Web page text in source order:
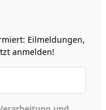
Eilmeldungen,
anmelden!